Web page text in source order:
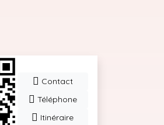
Contact
Téléphone
Itinéraire